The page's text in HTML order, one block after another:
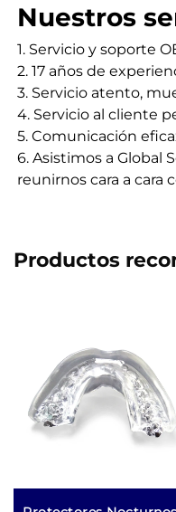
Nuestros
1. Servicio y soporte
2. 17 años de
3. Servicio atento,
4. Servicio al cliente
5. Comunicación
6. Asistimos a Global
reunirnos cara a cara
Productos